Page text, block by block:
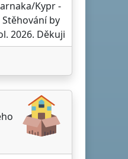
Kypr -
by
2026. Děkuji